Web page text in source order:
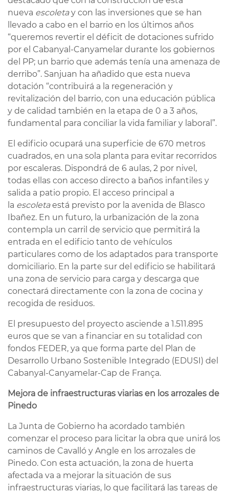
nueva escoletay con las inversiones que se han
llevado a cabo en el barrio en los últimos años
“queremos revertir el déficit de dotaciones sufrido
por el Cabanyal-Canyamelar durante los gobiernos
del PP; un barrio que además tenía una amenaza de
derribo”. Sanjuan ha añadido que esta nueva
dotación “contribuirá a la regeneración y
revitalización del barrio, con una educación pública
y de calidad también en la etapa de 0 a 3 años,
fundamental para conciliar la vida familiar y laboral”.
El edificio ocupará una superficie de 670 metros
cuadrados, en una sola planta para evitar recorridos
por escaleras. Dispondrá de 6 aulas, 2 por nivel,
todas ellas con acceso directo a baños infantiles y
salida a patio propio. El acceso principal a
la escoletaestá previsto por la avenida de Blasco
Ibañez. En un futuro, la urbanización de la zona
contempla un carril de servicio que permitirá la
entrada en el edificio tanto de vehículos
particulares como de los adaptados para transporte
domiciliario. En la parte sur del edificio se habilitará
una zona de servicio para carga y descarga que
conectará directamente con la zona de cocina y
recogida de residuos.
El presupuesto del proyecto asciende a 1.511.895
euros que se van a financiar en su totalidad con
fondos FEDER, ya que forma parte del Plan de
Desarrollo Urbano Sostenible Integrado (EDUSI) del
Cabanyal-Canyamelar-Cap de França.
Mejora de infraestructuras viarias en los arrozales de
Pinedo
La Junta de Gobierno ha acordado también
comenzar el proceso para licitar la obra que unirá los
caminos de Cavalló y Angle en los arrozales de
Pinedo. Con esta actuación, la zona de huerta
afectada va a mejorar la situación de sus
infraestructuras viarias, lo que facilitará las tareas de